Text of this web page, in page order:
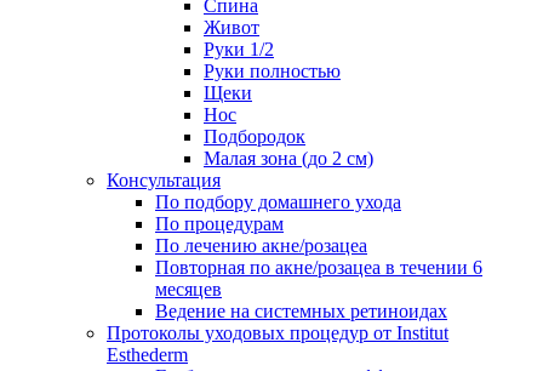
Спина
Живот
Руки 1/2
Руки полностью
Щеки
Нос
Подбородок
Малая зона (до 2 см)
Консультация
По подбору домашнего ухода
По процедурам
По лечению акне/розацеа
Повторная по акне/розацеа в течении 6
месяцев
Ведение на системных ретиноидах
Протоколы уходовых процедур от Institut
Esthederm